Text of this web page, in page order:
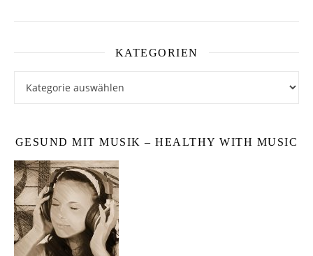
KATEGORIEN
GESUND MIT MUSIK – HEALTHY WITH MUSIC